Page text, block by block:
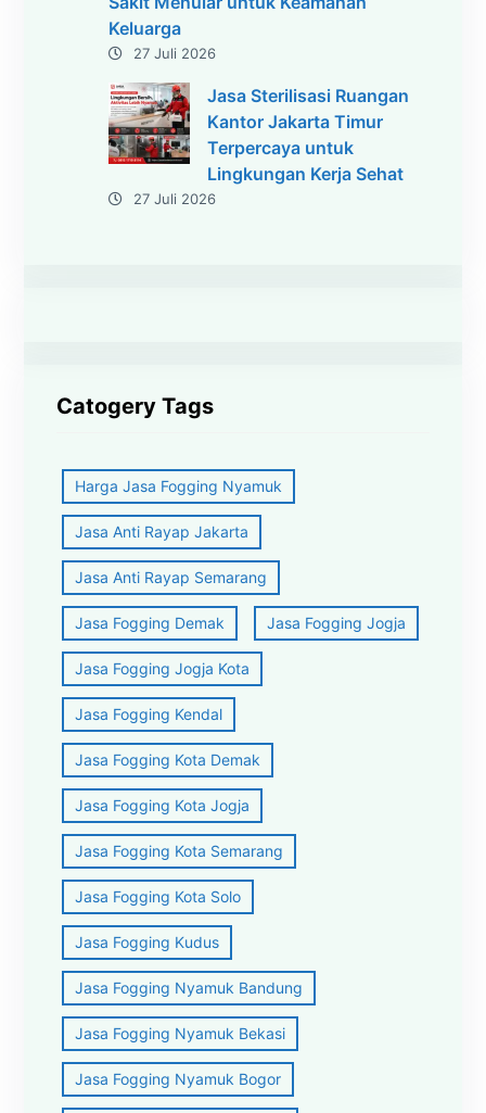
Keluarga
27 Juli 2026
Jasa Sterilisasi Ruangan
Kantor Jakarta Timur
Terpercaya untuk
Lingkungan Kerja Sehat
27 Juli 2026
Catogery Tags
Harga Jasa Fogging Nyamuk
Jasa Anti Rayap Jakarta
Jasa Anti Rayap Semarang
Jasa Fogging Demak Jasa Fogging Jogja
Jasa Fogging Jogja Kota
Jasa Fogging Kendal
Jasa Fogging Kota Demak
Jasa Fogging Kota Jogja
Jasa Fogging Kota Semarang
Jasa Fogging Kota Solo
Jasa Fogging Kudus
Jasa Fogging Nyamuk Bandung
Jasa Fogging Nyamuk Bekasi
Jasa Fogging Nyamuk Bogor